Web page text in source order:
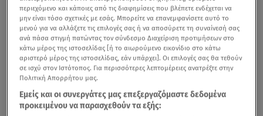
περιεχόμενο και κάποιες από τις διαφημίσεις που βλέπετε ενδέχεται να
μην είναι τόσο σχετικές με εσάς. Μπορείτε να επανεμφανίσετε αυτό το
μενού για να αλλάξετε τις επιλογές σας ή να αποσύρετε τη συναίνεσή σας
ανά πάσα στιγμή πατώντας τον σύνδεσμο Διαχείριση προτιμήσεων στο
κάτω μέρος της ιστοσελίδας [ή το αιωρούμενο εικονίδιο στο κάτω
αριστερό μέρος της ιστοσελίδας, εάν υπάρχει]. Οι επιλογές σας θα τεθούν
σε ισχύ στον Ιστότοπος. Για περισσότερες λεπτομέρειες ανατρέξτε στην
Πολιτική Απορρήτου μας.
Εμείς και οι συνεργάτες μας επεξεργαζόμαστε δεδομένα
προκειμένου να παρασχεθούν τα εξής: